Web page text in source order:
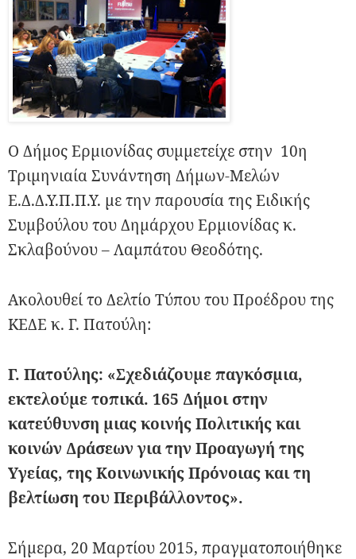
Ο Δήμος Ερμιονίδας συμμετείχε στην 10η
Τριμηνιαία Συνάντηση Δήμων-Μελών
Ε.Δ.Δ.Υ.Π.Π.Υ. με την παρουσία της Ειδικής
Συμβούλου του Δημάρχου Ερμιονίδας κ.
Σκλαβούνου – Λαμπάτου Θεοδότης.
Ακολουθεί το Δελτίο Τύπου του Προέδρου της
ΚΕΔΕ κ. Γ. Πατούλη:
Γ. Πατούλης: «Σχεδιάζουμε παγκόσμια,
εκτελούμε τοπικά. 165 Δήμοι στην
κατεύθυνση μιας κοινής Πολιτικής και
κοινών Δράσεων για την Προαγωγή της
Υγείας, της Κοινωνικής Πρόνοιας και τη
βελτίωση του Περιβάλλοντος».
Σήμερα, 20 Μαρτίου 2015, πραγματοποιήθηκε